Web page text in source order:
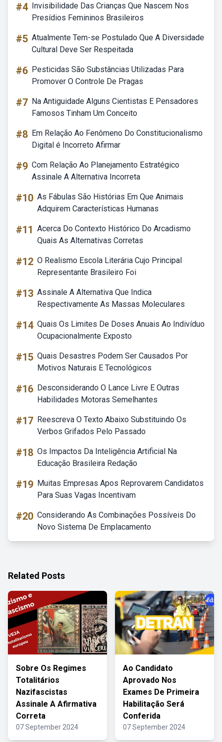
#4 Invisibilidade Das Crianças Que Nascem Nos
Presídios Femininos Brasileiros
#5 Atualmente Tem-se Postulado Que A Diversidade
Cultural Deve Ser Respeitada
#6 Pesticidas São Substâncias Utilizadas Para
Promover O Controle De Pragas
#7 Na Antiguidade Alguns Cientistas E Pensadores
Famosos Tinham Um Conceito
#8 Em Relação Ao Fenômeno Do Constitucionalismo
Digital é Incorreto Afirmar
#9 Com Relação Ao Planejamento Estratégico
Assinale A Alternativa Incorreta
#10 As Fábulas São Histórias Em Que Animais
Adquirem Características Humanas
#11 Acerca Do Contexto Histórico Do Arcadismo
Quais As Alternativas Corretas
#12 O Realismo Escola Literária Cujo Principal
Representante Brasileiro Foi
#13 Assinale A Alternativa Que Indica
Respectivamente As Massas Moleculares
#14 Quais Os Limites De Doses Anuais Ao Indivíduo
Ocupacionalmente Exposto
#15 Quais Desastres Podem Ser Causados Por
Motivos Naturais E Tecnológicos
#16 Desconsiderando O Lance Livre E Outras
Habilidades Motoras Semelhantes
#17 Reescreva O Texto Abaixo Substituindo Os
Verbos Grifados Pelo Passado
#18 Os Impactos Da Inteligência Artificial Na
Educação Brasileira Redação
#19 Muitas Empresas Apos Reprovarem Candidatos
Para Suas Vagas Incentivam
#20 Considerando As Combinações Possíveis Do
Novo Sistema De Emplacamento
Related Posts
Sobre Os Regimes
Totalitários
Nazifascistas
Assinale A Afirmativa
Correta
07 September 2024
Ao Candidato
Aprovado Nos
Exames De Primeira
Habilitação Será
Conferida
07 September 2024